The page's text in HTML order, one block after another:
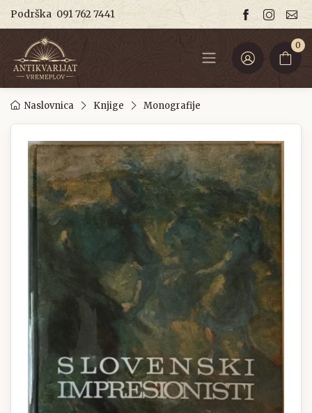
Podrška 091 762 7441
0
Naslovnica Knjige Monografije